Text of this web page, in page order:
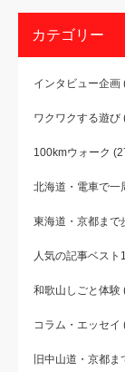
カテゴリー
インタビュー企画
ワクワクする遊び
100kmウォーク
北海道・電車で一
東海道・京都まで
人気の記事ベスト
和歌山しごと体験
コラム・エッセイ
旧中山道・京都